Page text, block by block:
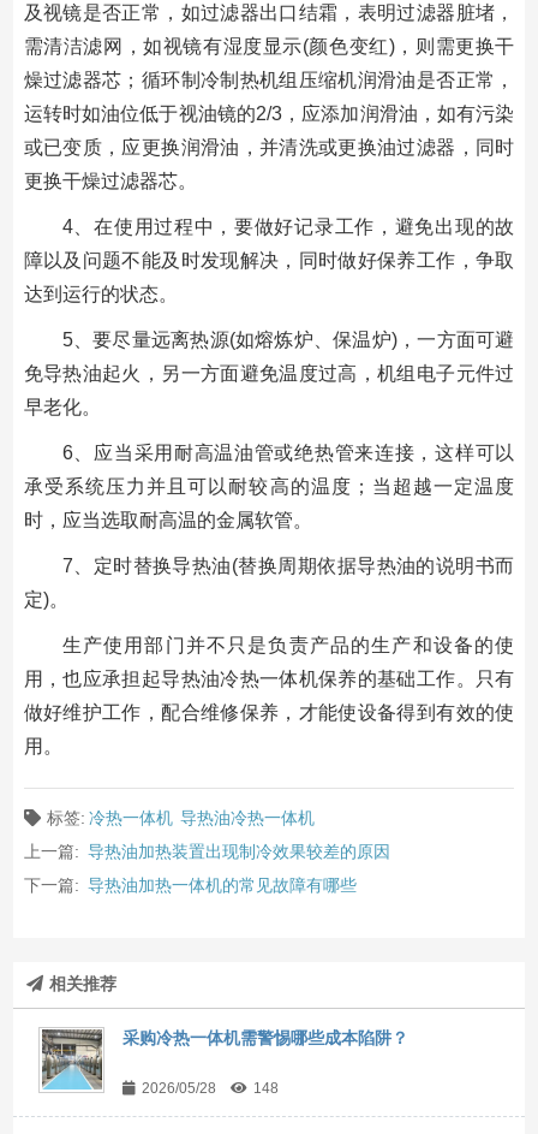
及视镜是否正常，如过滤器出口结霜，表明过滤器脏堵，
需清洁滤网，如视镜有湿度显示(颜色变红)，则需更换干
燥过滤器芯；循环制冷制热机组压缩机润滑油是否正常，
运转时如油位低于视油镜的2/3，应添加润滑油，如有污染
或已变质，应更换润滑油，并清洗或更换油过滤器，同时
更换干燥过滤器芯。
4、在使用过程中，要做好记录工作，避免出现的故
障以及问题不能及时发现解决，同时做好保养工作，争取
达到运行的状态。
5、要尽量远离热源(如熔炼炉、保温炉)，一方面可避
免导热油起火，另一方面避免温度过高，机组电子元件过
早老化。
6、应当采用耐高温油管或绝热管来连接，这样可以
承受系统压力并且可以耐较高的温度；当超越一定温度
时，应当选取耐高温的金属软管。
7、定时替换导热油(替换周期依据导热油的说明书而
定)。
生产使用部门并不只是负责产品的生产和设备的使
用，也应承担起导热油冷热一体机保养的基础工作。只有
做好维护工作，配合维修保养，才能使设备得到有效的使
用。
标签: 冷热一体机 导热油冷热一体机
上一篇: 导热油加热装置出现制冷效果较差的原因
下一篇: 导热油加热一体机的常见故障有哪些
相关推荐
采购冷热一体机需警惕哪些成本陷阱？
2026/05/28 148